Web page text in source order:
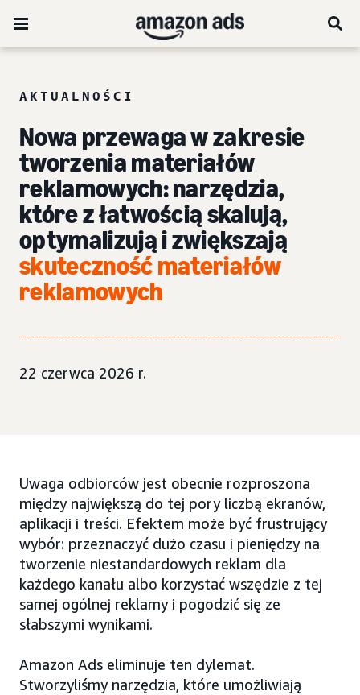
AKTUALNOŚCI
Nowa przewaga w zakresie
tworzenia materiałów
reklamowych: narzędzia,
które z łatwością skalują,
optymalizują i zwiększają
skuteczność materiałów
reklamowych
22 czerwca 2026 r.
Uwaga odbiorców jest obecnie rozproszona
między największą do tej pory liczbą ekranów,
aplikacji i treści. Efektem może być frustrujący
wybór: przeznaczyć dużo czasu i pieniędzy na
tworzenie niestandardowych reklam dla
każdego kanału albo korzystać wszędzie z tej
samej ogólnej reklamy i pogodzić się ze
słabszymi wynikami.
Amazon Ads eliminuje ten dylemat.
Stworzyliśmy narzędzia, które umożliwiają